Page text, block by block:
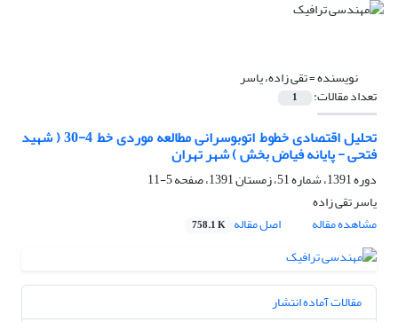
نویسنده =تقی زاده، یاسر
تعداد مقالات: 1
تحلیل اقتصادی خطوط اتوبوسرانی مطالعه موردی خط 4-30 ( شهید
فتحی - پایانه فیاض بخش ) شهر تهران
دوره 1391، شماره 51، زمستان 1391، صفحه
5-11
یاسر تقی زاده
مشاهده مقاله
اصل مقاله 758.1 K
مقالات آماده انتشار